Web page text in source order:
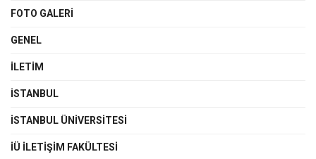
FOTO GALERI
GENEL
İLETIM
İSTANBUL
İSTANBUL ÜNIVERSITESI
İÜ İLETIŞIM FAKÜLTESI